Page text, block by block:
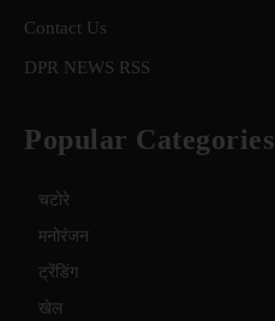
Contact Us
DPR NEWS RSS
Popular Categories
चटोरे
मनोरंजन
ट्रेंडिंग
खेल